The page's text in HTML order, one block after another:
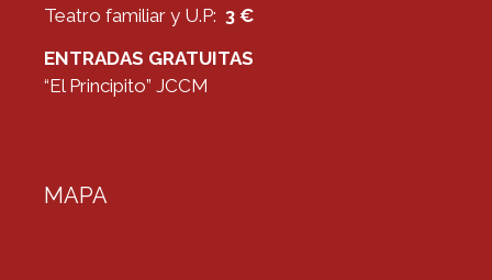
Teatro familiar y U.P: 3 €
ENTRADAS GRATUITAS
“El Principito” JCCM
MAPA